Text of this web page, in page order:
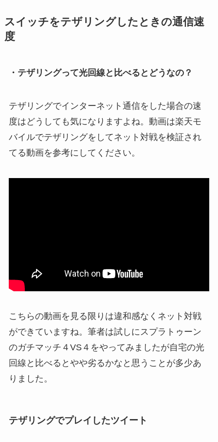
スイッチをテザリングしたときの通信速
度
・テザリングって光回線と比べるとどうなの？
テザリングでインターネット通信をした場合の速
度はどうしても気になりますよね。動画は楽天モ
バイルでテザリングをしてネット対戦を検証され
てる動画を参考にしてください。
こちらの動画を見る限りは違和感なくネット対戦
ができていますね。筆者は試しにスプラトゥーン
のガチマッチ４VS４をやってみましたが自宅の光
回線と比べるとやや劣るかなと思うことが多少あ
りました。
テザリングでプレイしたツイート